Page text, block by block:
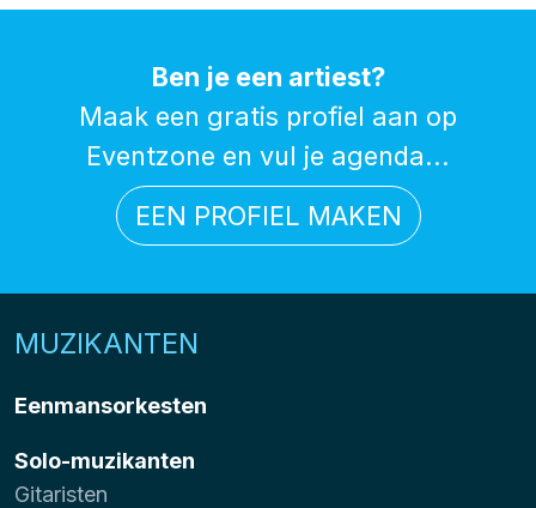
Ben je een artiest?
Maak een gratis profiel aan op
Eventzone en vul je agenda...
EEN PROFIEL MAKEN
MUZIKANTEN
Eenmansorkesten
Solo-muzikanten
Gitaristen